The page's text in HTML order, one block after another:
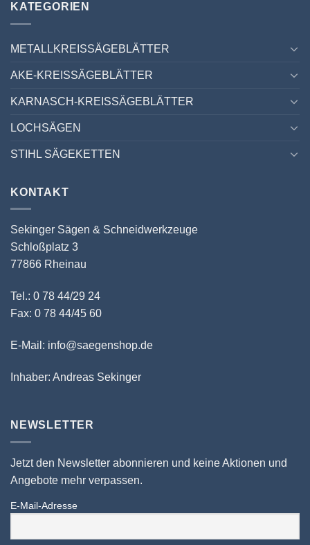
KATEGORIEN
METALLKREISSÄGEBLÄTTER
AKE-KREISSÄGEBLÄTTER
KARNASCH-KREISSÄGEBLÄTTER
LOCHSÄGEN
STIHL SÄGEKETTEN
KONTAKT
Sekinger Sägen & Schneidwerkzeuge
Schloßplatz 3
77866 Rheinau
Tel.: 0 78 44/29 24
Fax: 0 78 44/45 60
E-Mail: info@saegenshop.de
Inhaber: Andreas Sekinger
NEWSLETTER
Jetzt den Newsletter abonnieren und keine Aktionen und
Angebote mehr verpassen.
E-Mail-Adresse